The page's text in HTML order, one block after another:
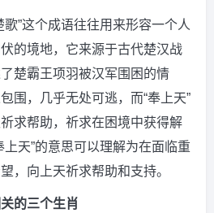
”这个成语往往用来形容一个人
的境地，它来源于古代楚汉战
楚霸王项羽被汉军围困的情
围，几乎无处可逃，而“奉上天”
求帮助，祈求在困境中获得解
天”的意思可以理解为在面临重
，向上天祈求帮助和支持。
的三个生肖